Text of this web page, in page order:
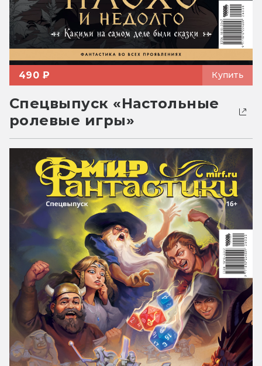
490 ₽ Купить
Спецвыпуск «Настольные
ролевые игры»